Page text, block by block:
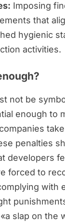
Imposing
that
hygienic
activities.
not be
enough to
penalties
developers
forced to
with
slap on the